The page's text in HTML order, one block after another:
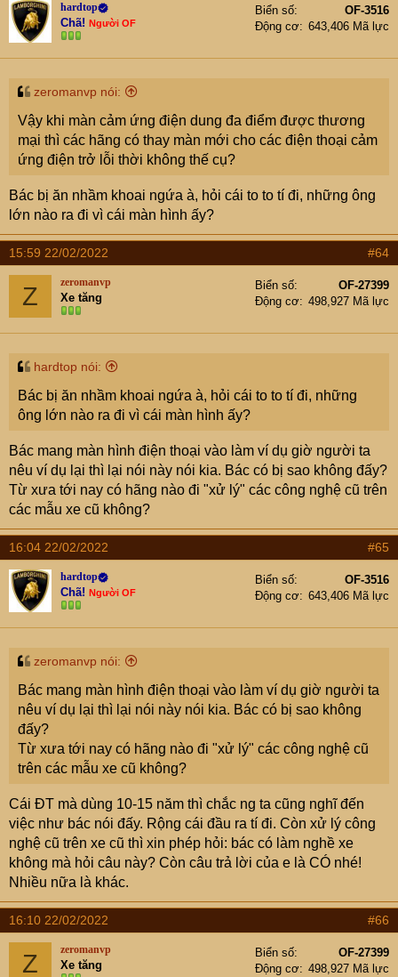
hardtop
Chã! Người OF
Biển số
OF-3516
Động cơ
643,406 Mã lực
zeromanvp nói:
Vậy khi màn cảm ứng điện dung đa điểm được thương
mại thì các hãng có thay màn mới cho các điện thoại cảm
ứng điện trở lỗi thời không thế cụ?
Bác bị ăn nhầm khoai ngứa à, hỏi cái to to tí đi, những ông
lớn nào ra đi vì cái màn hình ấy?
15:59 22/02/2022 #64
Z zeromanvp
Xe tăng
Biển số
OF-27399
Động cơ
498,927 Mã lực
hardtop nói:
Bác bị ăn nhầm khoai ngứa à, hỏi cái to to tí đi, những
ông lớn nào ra đi vì cái màn hình ấy?
Bác mang màn hình điện thoại vào làm ví dụ giờ người ta
nêu ví dụ lại thì lại nói này nói kia. Bác có bị sao không đấy?
Từ xưa tới nay có hãng nào đi "xử lý" các công nghệ cũ trên
các mẫu xe cũ không?
16:04 22/02/2022 #65
hardtop
Chã! Người OF
Biển số
OF-3516
Động cơ
643,406 Mã lực
zeromanvp nói:
Bác mang màn hình điện thoại vào làm ví dụ giờ người ta
nêu ví dụ lại thì lại nói này nói kia. Bác có bị sao không
đấy?
Từ xưa tới nay có hãng nào đi "xử lý" các công nghệ cũ
trên các mẫu xe cũ không?
Cái ĐT mà dùng 10-15 năm thì chắc ng ta cũng nghĩ đến
việc như bác nói đấy. Rộng cái đầu ra tí đi. Còn xử lý công
nghệ cũ trên xe cũ thì xin phép hỏi: bác có làm nghề xe
không mà hỏi câu này? Còn câu trả lời của e là CÓ nhé!
Nhiều nữa là khác.
16:10 22/02/2022 #66
Z zeromanvp
Xe tăng
Biển số
OF-27399
Động cơ
498,927 Mã lực